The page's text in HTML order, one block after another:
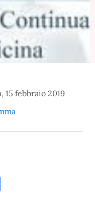
15 febbraio 2019